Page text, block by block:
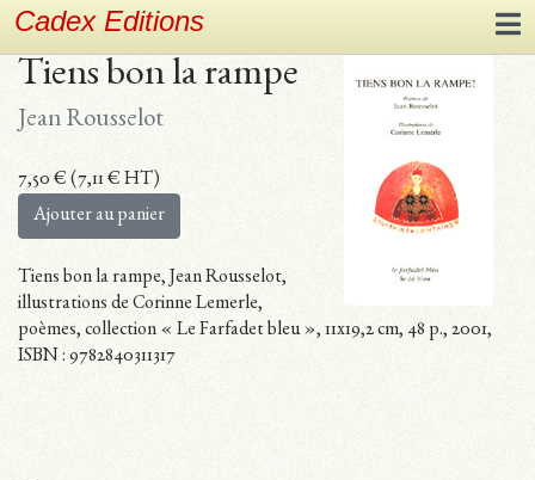
Cadex Editions
Tiens bon la rampe
Jean Rousselot
7,50 € (7,11€ HT)
Ajouter au panier
Tiens bon la rampe, Jean Rousselot,
illustrations de Corinne Lemerle,
poèmes, collection « Le Farfadet bleu », 11x19,2 cm, 48 p., 2001,
ISBN : 9782840311317